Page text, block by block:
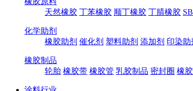
天然橡胶 丁苯橡胶 顺丁橡胶 丁腈橡胶
化学助剂
橡胶助剂 催化剂 塑料助剂 添加剂 印染助
橡胶制品
轮胎 橡胶带 橡胶管 乳胶制品 密封圈 橡